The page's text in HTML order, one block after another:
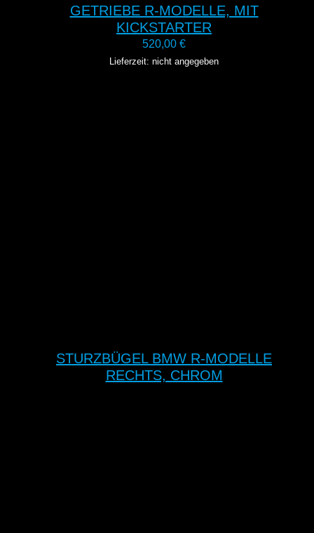
GETRIEBE R-MODELLE, MIT
KICKSTARTER
520,00 €
Lieferzeit: nicht angegeben
STURZBÜGEL BMW R-MODELLE
RECHTS, CHROM